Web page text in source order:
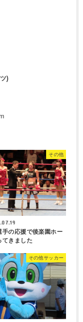
)
その他
手の応援で後楽園ホー
てきました
その他サッカー